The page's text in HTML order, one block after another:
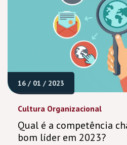
16 / 01 / 2023
Cultura Organizacional
Qual é a competência
bom líder em 2023?